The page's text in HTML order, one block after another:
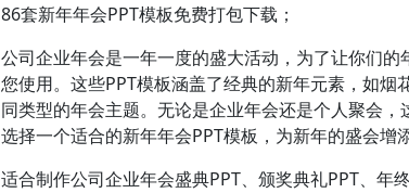
86套新年年会PPT模板免费打包下载；
公司企业年会是一年一度的盛大活动，为了让你们
您使用。这些PPT模板涵盖了经典的新年元素，如
同类型的年会主题。无论是企业年会还是个人聚会，
选择一个适合的新年年会PPT模板，为新年的盛会增
适合制作公司企业年会盛典PPT、颁奖典礼PPT、年